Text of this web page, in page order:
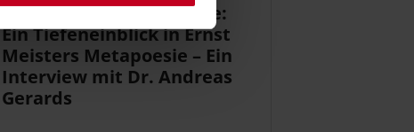
Der »Gang« ins Wirkliche:
Ein Tiefeneinblick in Ernst
Meisters Metapoesie – Ein
Interview mit Dr. Andreas
Gerards